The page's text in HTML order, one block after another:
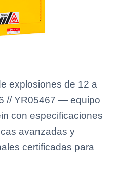
explosiones de 12 a
// YR05467 — equipo
con especificaciones
avanzadas y
certificadas para